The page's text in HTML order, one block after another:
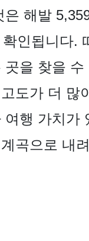
은 해발
인됩니다.
곳을 찾을
도가 더 많
여행 가치가
곡으로 내